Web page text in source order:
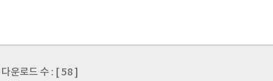
다운로드 수 : [ 58 ]